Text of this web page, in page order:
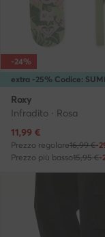
extra -25% Codice:
-24%
Roxy
Infradito · Rosa
Prezzo attuale
11,99 €
Prezzo regolare16,99 €-
Prezzo più basso15,95 €-